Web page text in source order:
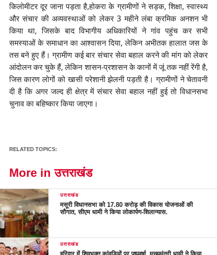
किलोमीटर दूर जाना पड़ता है,होकरा के ग्रामीणों ने सड़क, शिक्षा, स्वास्थ्य
और संचार की अव्यवस्थाओं को लेकर 3 महीने लंबा क्रमिक अनशन भी
किया था, जिसके बाद विभागीय अधिकारियों ने गांव पहुंच कर सभी
समस्याओं के समाधान का आश्वासन दिया, लेकिन अभीतक हालात जस के
तस बने हुए हैं। ग्रामीण कई बार संचार सेवा बहाल करने की मांग को लेकर
आंदोलन कर चुके हैं, लेकिन शासन-प्रशासन के कानों में जूं तक नहीं रेंगी है,
जिस कारण लोगों को खासी परेशानी झेलनी पड़ती है। ग्रामीणों ने चेतावनी
दी है कि अगर जल्द ही क्षेत्र में संचार सेवा बहाल नहीं हुई तो विधानसभा
चुनाव का बहिष्कार किया जाएगा।
RELATED TOPICS:
More in उत्तराखंड
उत्तराखंड
मसूरी विधानसभा को 17.80 करोड़ की विकास योजनाओं की
सौगात, सीएम धामी ने किया लोकार्पण-शिलान्यास.
उत्तराखंड